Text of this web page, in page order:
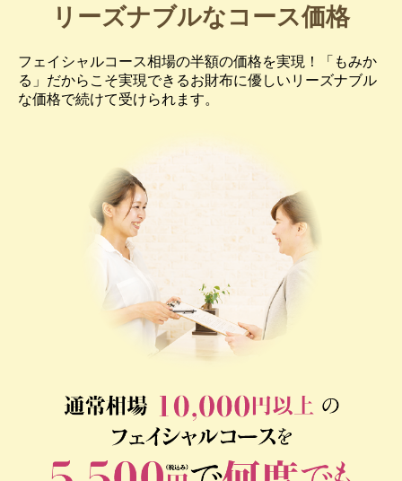
リーズナブルなコース価格
フェイシャルコース相場の半額の価格を実現！「もみか
る」だからこそ実現できるお財布に優しいリーズナブル
な価格で続けて受けられます。